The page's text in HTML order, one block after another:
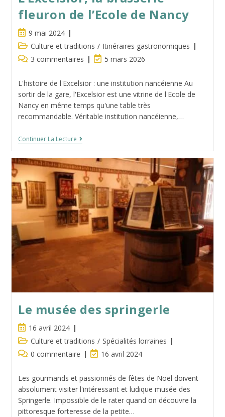
fleuron de l’Ecole de Nancy
Publication
publiée :
9 mai 2024
Post
category:
Culture et traditions / Itinéraires gastronomiques
Commentaires
la
publication :
3 commentaires
Dernière
la
publication :
5 mars 2026
L'histoire de l'Excelsior : une institution nancéienne Au
sortir de la gare, l'Excelsior est une vitrine de l'Ecole de
Nancy en même temps qu'une table très
recommandable. Véritable institution nancéienne,…
Continuer La LectureL’Excelsior,
La
Fleuron
De
L’Ecole
De
Nancy
Le musée des springerle
Publication
publiée :
16 avril 2024
Post
category:
Culture et traditions / Spécialités lorraines
Commentaires
la
publication :
0 commentaire
Dernière
de
la
publication :
16 avril 2024
Les gourmands et passionnés de fêtes de Noël doivent
absolument visiter l'intéressant et ludique musée des
Springerle. Impossible de le rater quand on découvre la
pittoresque forteresse de la petite…